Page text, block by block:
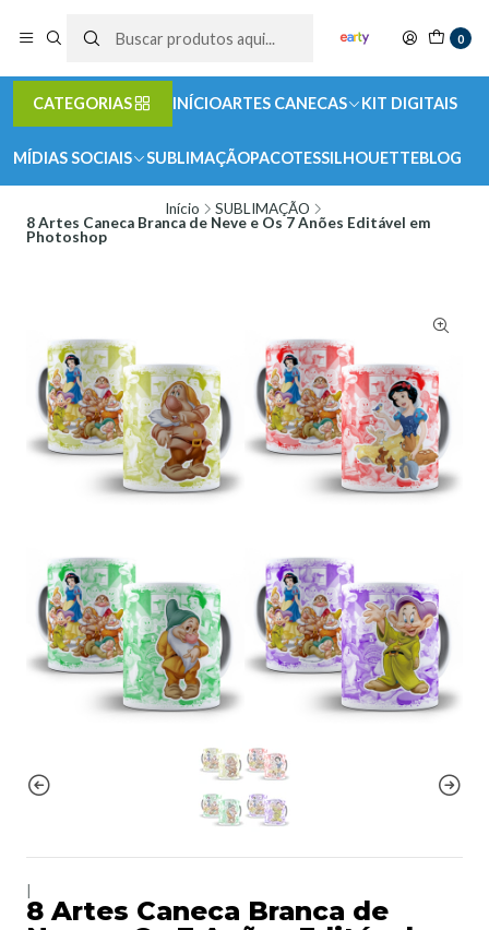
0
CATEGORIAS INÍCIOARTES CANECAS KIT DIGITAIS
MÍDIAS SOCIAIS SUBLIMAÇÃOPACOTESSILHOUETTEBLOG
Início
SUBLIMAÇÃO
8 Artes Caneca Branca de Neve e Os 7 Anões Editável em
Photoshop
8 Artes Caneca Branca de